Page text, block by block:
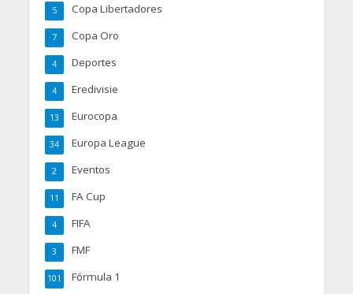
Copa Libertadores
5
Copa Oro
7
Deportes
4
Eredivisie
4
Eurocopa
13
Europa League
34
Eventos
2
FA Cup
11
FIFA
4
FMF
3
Fórmula 1
101